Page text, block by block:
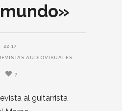
22:17
AUDIOVISUALES
7
al guitarrista